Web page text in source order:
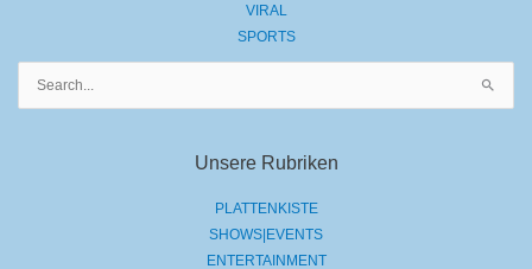
VIRAL
SPORTS
Unsere Rubriken
PLATTENKISTE
SHOWS|EVENTS
ENTERTAINMENT